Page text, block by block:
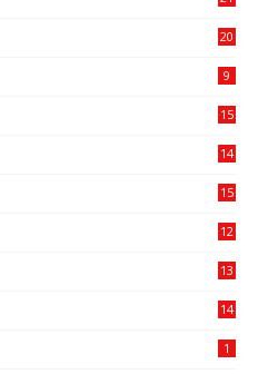
20
9
15
14
15
12
13
14
1